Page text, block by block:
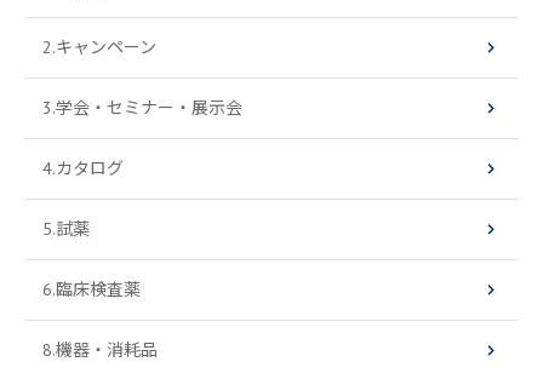
2.キャンペーン
3.学会・セミナー・展示会
4.カタログ
5.試薬
6.臨床検査薬
8.機器・消耗品